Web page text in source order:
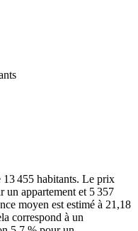
455 habitants. Le prix
un appartement et 5 357
moyen est estimé à 21,18
correspond à un